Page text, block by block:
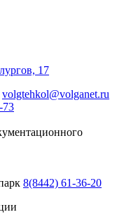
17
volgtehkol@volganet.ru
73
8(8442) 61-36-20